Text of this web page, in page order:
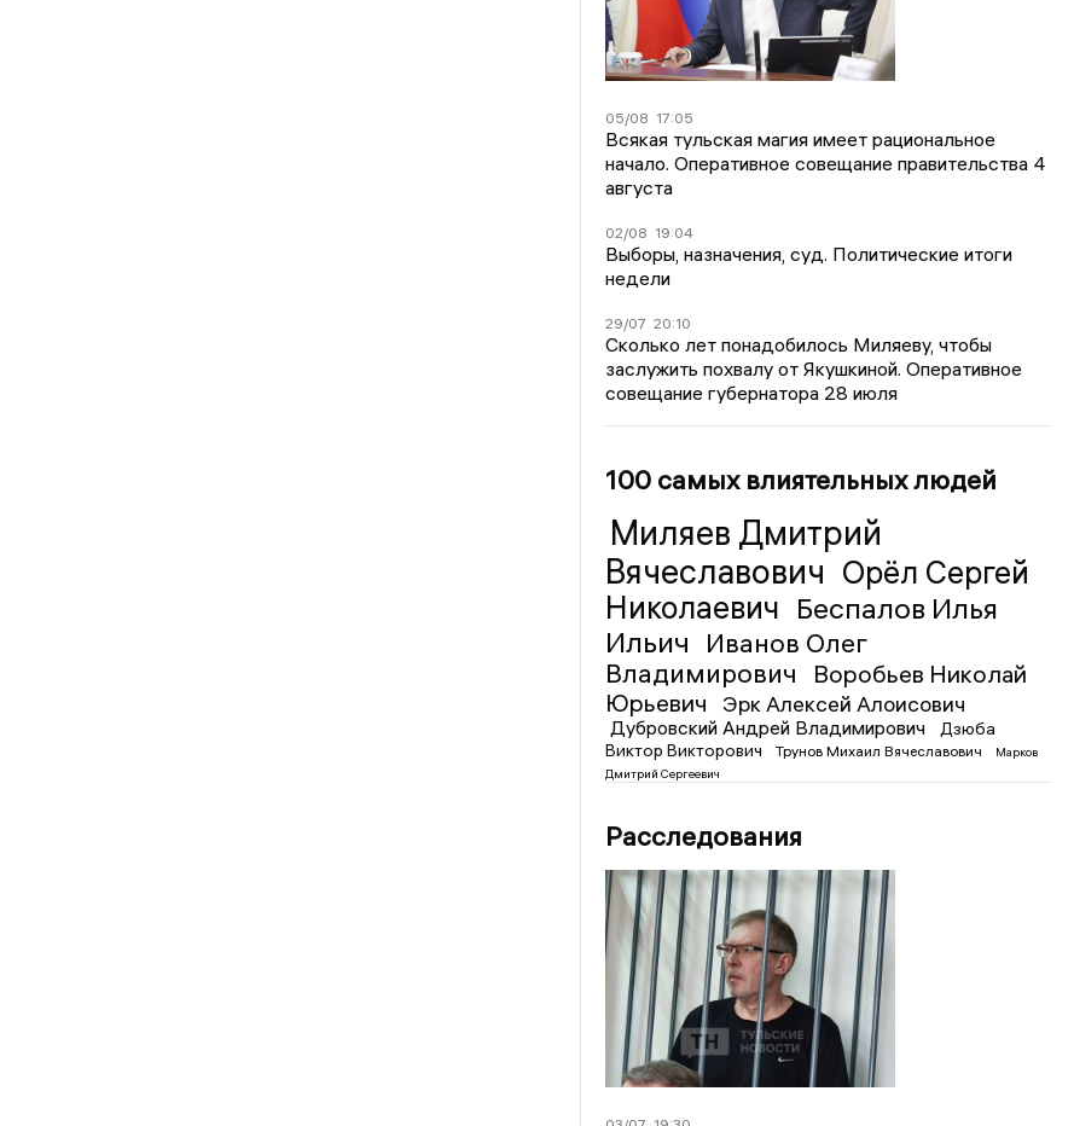
05/08 17:05
Всякая тульская магия имеет рациональное
начало. Оперативное совещание правительства 4
августа
02/08 19:04
Выборы, назначения, суд. Политические итоги
недели
29/07 20:10
Сколько лет понадобилось Миляеву, чтобы
заслужить похвалу от Якушкиной. Оперативное
совещание губернатора 28 июля
100 самых влиятельных людей
Миляев Дмитрий
Вячеславович Орёл Сергей
Николаевич Беспалов Илья
Ильич
Иванов Олег
Владимирович
Воробьев Николай
Юрьевич
Эрк Алексей Алоисович
Дубровский Андрей Владимирович
Дзюба
Виктор Викторович
Трунов Михаил Вячеславович
Марков
Дмитрий Сергеевич
Расследования